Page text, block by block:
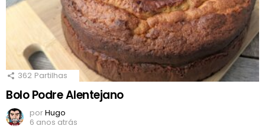
362 Partilhas
Bolo Podre Alentejano
porHugo
6 anos atrás